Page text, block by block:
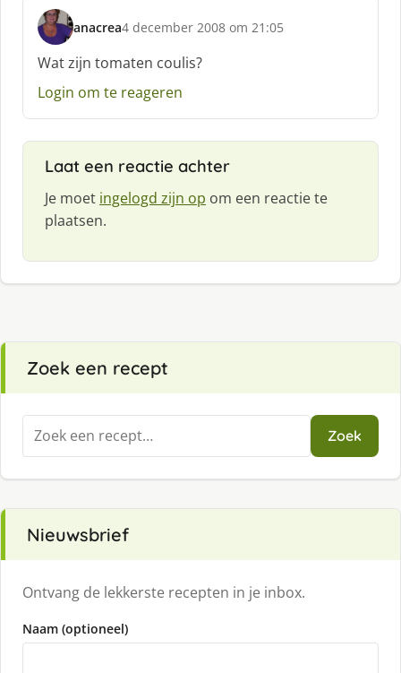
anacrea
s
c
h
r
4 december 2008 om 21:05
Wat zijn tomaten coulis?
Login om te reageren
Laat een reactie achter
Je moet ingelogd zijn op om een reactie te
plaatsen.
Zoek een recept
Zoeken
naar:
Zoek
Nieuwsbrief
Ontvang de lekkerste recepten in je inbox.
Naam (optioneel)